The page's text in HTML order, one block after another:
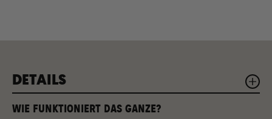
DETAILS
WIE FUNKTIONIERT DAS GANZE?